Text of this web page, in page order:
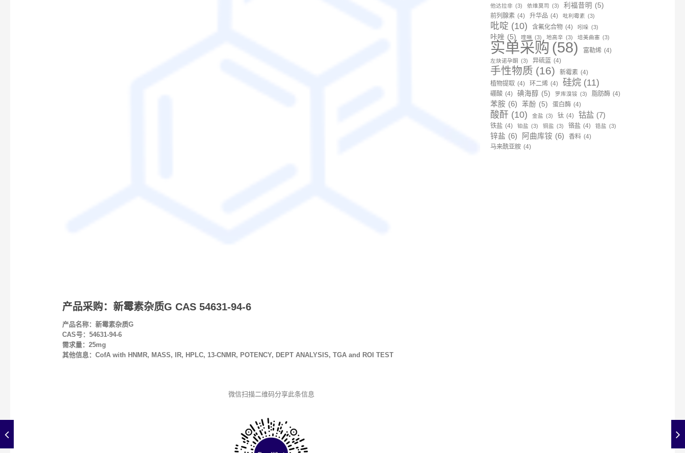
产品采购：新霉素杂质G CAS 54631-94-6
产品名称：新霉素杂质G
CAS号：54631-94-6
需求量：25mg
其他信息：CofA with HNMR, MASS, IR, HPLC, 13-CNMR, POTENCY, DEPT ANALYSIS, TGA and ROI TEST
微信扫描二维码分享此条信息
他达拉非 (3) 依维莫司 (3) 利福昔明 (5)
前列腺素 (4) 升华品 (4) 吡利霉素 (3)
吡啶 (10) 含氟化合物 (4) 吲哚 (3)
咔唑 (5) 喹啉 (3) 地高辛 (3) 培美曲塞 (3)
实单采购 (58) 富勒烯 (4)
左炔诺孕酮 (3) 异硫蓝 (4)
手性物质 (16) 新霉素 (4)
植物提取 (4) 环二烯 (4) 硅烷 (11)
硼酸 (4) 碘海醇 (5) 罗库溴铵 (3) 脂肪酶 (4)
苯胺 (6) 苯酚 (5) 蛋白酶 (4)
酸酐 (10) 金盐 (3) 钛 (4) 钴盐 (7)
铁盐 (4) 铂盐 (3) 铜盐 (3) 铬盐 (4) 锆盐 (3)
锌盐 (6) 阿曲库铵 (6) 香料 (4)
马来酰亚胺 (4)